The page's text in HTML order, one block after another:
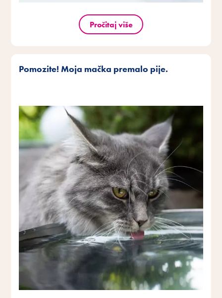
Pročitaj više
Pomozite! Moja mačka premalo pije.